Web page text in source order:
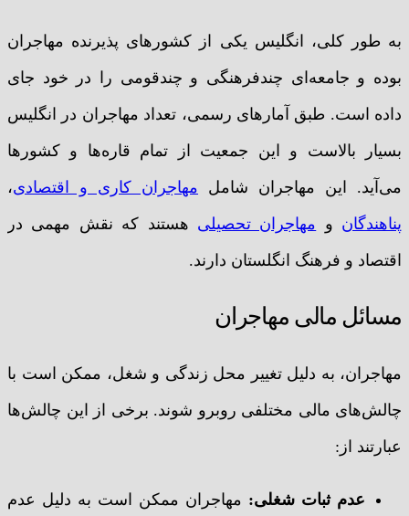
به طور کلی، انگلیس یکی از کشورهای پذیرنده مهاجران
بوده و جامعه‌ای چندفرهنگی و چندقومی را در خود جای
داده است. طبق آمارهای رسمی، تعداد مهاجران در انگلیس
بسیار بالاست و این جمعیت از تمام قاره‌ها و کشورها
می‌آید. این مهاجران شامل مهاجران کاری و اقتصادی،
پناهندگان و مهاجران تحصیلی هستند که نقش مهمی در
اقتصاد و فرهنگ انگلستان دارند.
مسائل مالی مهاجران
مهاجران، به دلیل تغییر محل زندگی و شغل، ممکن است با
چالش‌های مالی مختلفی روبرو شوند. برخی از این چالش‌ها
عبارتند از:
عدم ثبات شغلی: مهاجران ممکن است به دلیل عدم